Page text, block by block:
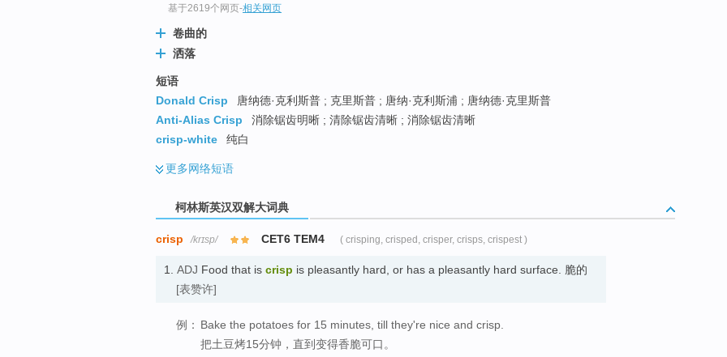
基于2619个网页-相关网页
卷曲的
洒落
短语
Donald Crisp
唐纳德·克利斯普 ; 克里斯普 ; 唐纳·克利斯浦 ; 唐纳德·克里斯普
Anti-Alias Crisp
消除锯齿明晰 ; 清除锯齿清晰 ; 消除锯齿清晰
crisp-white
纯白
更多网络短语
柯林斯英汉双解大词典
crisp /krɪsp/ CET6 TEM4 ( crisping, crisped, crisper, crisps, crispest )
1. ADJ Food that is crisp is pleasantly hard, or has a pleasantly hard surface. 脆的
[表赞许]
例： Bake the potatoes for 15 minutes, till they're nice and crisp.
把土豆烤15分钟，直到变得香脆可口。